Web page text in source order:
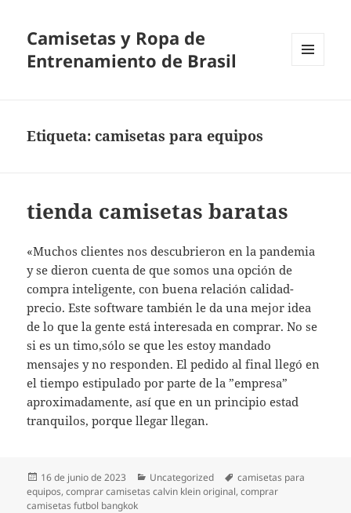
Camisetas y Ropa de
Entrenamiento de Brasil
Etiqueta:camisetas para equipos
tienda camisetas baratas
«Muchos clientes nos descubrieron en la pandemia
y se dieron cuenta de que somos una opción de
compra inteligente, con buena relación calidad-
precio. Este software también le da una mejor idea
de lo que la gente está interesada en comprar. No se
si es un timo,sólo se que les estoy mandado
mensajes y no responden. El pedido al final llegó en
el tiempo estipulado por parte de la ”empresa”
aproximadamente, así que en un principio estad
tranquilos, porque llegar llegan.
Publicado
el
16 de junio de 2023 Categorías
Uncategorized Etiquetas
camisetas para
equipos,comprar camisetas calvin klein original,comprar
camisetas futbol bangkok